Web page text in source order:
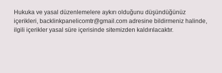
Hukuka ve yasal düzenlemelere aykırı olduğunu düşündüğünüz
içerikleri, backlinkpanelicomtr@gmail.com adresine bildirmeniz halinde,
ilgili içerikler yasal süre içerisinde sitemizden kaldırılacaktır.